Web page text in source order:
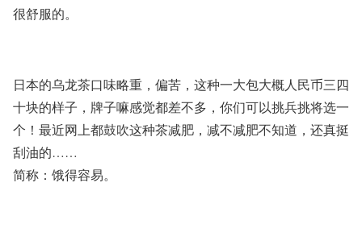
很舒服的。
日本的乌龙茶口味略重，偏苦，这种一大包大概人民币三四
十块的样子，牌子嘛感觉都差不多，你们可以挑兵挑将选一
个！最近网上都鼓吹这种茶减肥，减不减肥不知道，还真挺
刮油的……
简称：饿得容易。